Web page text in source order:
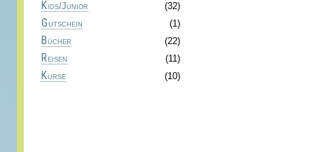
Kids/Junior
(32)
Gutschein
(1)
Bücher
(22)
Reisen
(11)
Kurse
(10)